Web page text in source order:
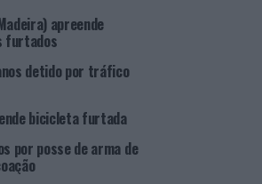
artesanal, pontiagudos e
de serem utilizados como armas
foi detida anteontem, 3 de
por ter abandonado um
situado na zona de Santa
efetuar o pagamento de vários
apreende
furtados
detido por tráfico
bicicleta furtada
por posse de arma de